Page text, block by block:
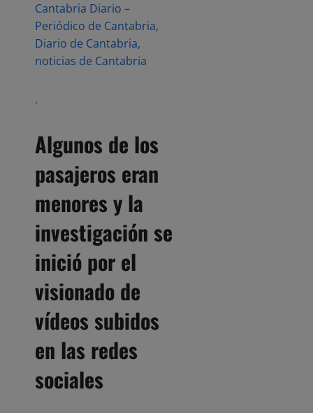
Cantabria Diario –
Periódico de Cantabria,
Diario de Cantabria,
noticias de Cantabria
.
Algunos de los
pasajeros eran
menores y la
investigación se
inició por el
visionado de
vídeos subidos
en las redes
sociales